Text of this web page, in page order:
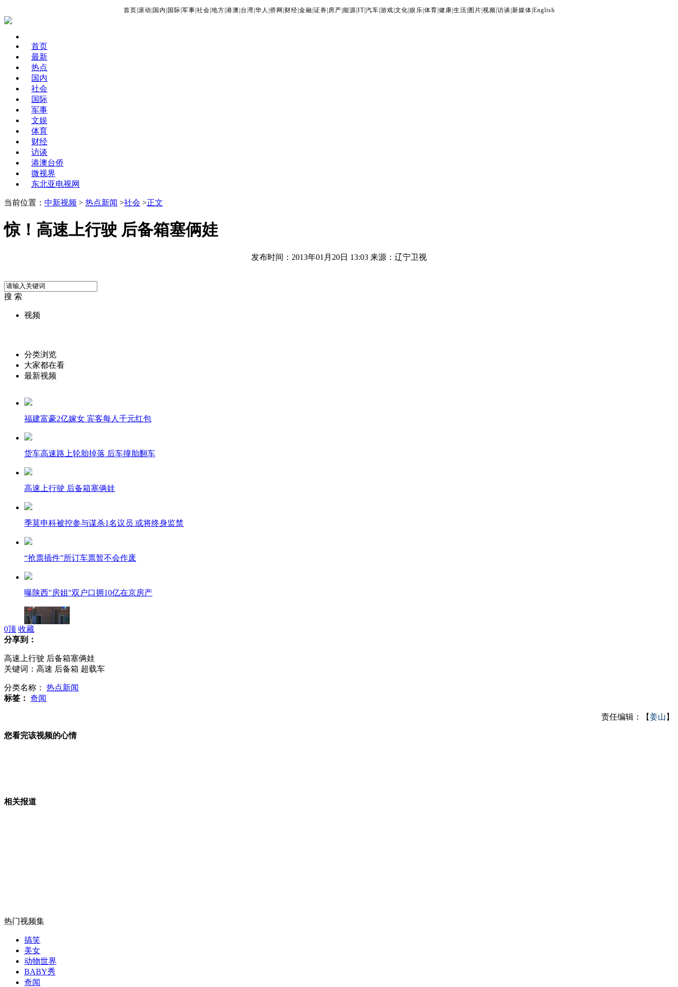
首页 滚动 国内 国际 军事 社会 地方 港澳 台湾 华人 侨网 财经 金融 证券 房产 能源 IT| 汽车 游戏 文化 娱乐 体育 健康 生活 图片 视频 访谈 新媒体 English
首页
最新
热点
国内
社会
国际
军事
文娱
体育
财经
访谈
港澳台侨
微视界
东北亚电视网
当前位置： 中新视频 > 热点新闻 >社会 >正文
惊！高速上行驶 后备箱塞俩娃
发布时间：2013年01月20日 13:03 来源：辽宁卫视
搜 索
视频
分类浏览
大家都在看
最新视频
福建富豪2亿嫁女 宾客每人千元红包
货车高速路上轮胎掉落 后车撞胎翻车
高速上行驶 后备箱塞俩娃
季莫申科被控参与谋杀1名议员 或将终身监禁
“抢票插件”所订车票暂不会作废
曝陕西"房姐"双户口拥10亿在京房产
阿尔及利亚人质救援行动结束 23名人质遇害
印度16岁少女空手道徒手击退歹徒获嘉奖
日本首相安倍将于2月访美
无痛分娩是否安全 医生回应
外交部：反对强权政治霸凌主义
0顶 收藏
分享到：
高速上行驶 后备箱塞俩娃
关键词：高速 后备箱 超载车
分类名称： 热点新闻
标签： 奇闻
责任编辑：【姜山 】
您看完该视频的心情
相关报道
热门视频集
搞笑
美女
动物世界
BABY秀
奇闻